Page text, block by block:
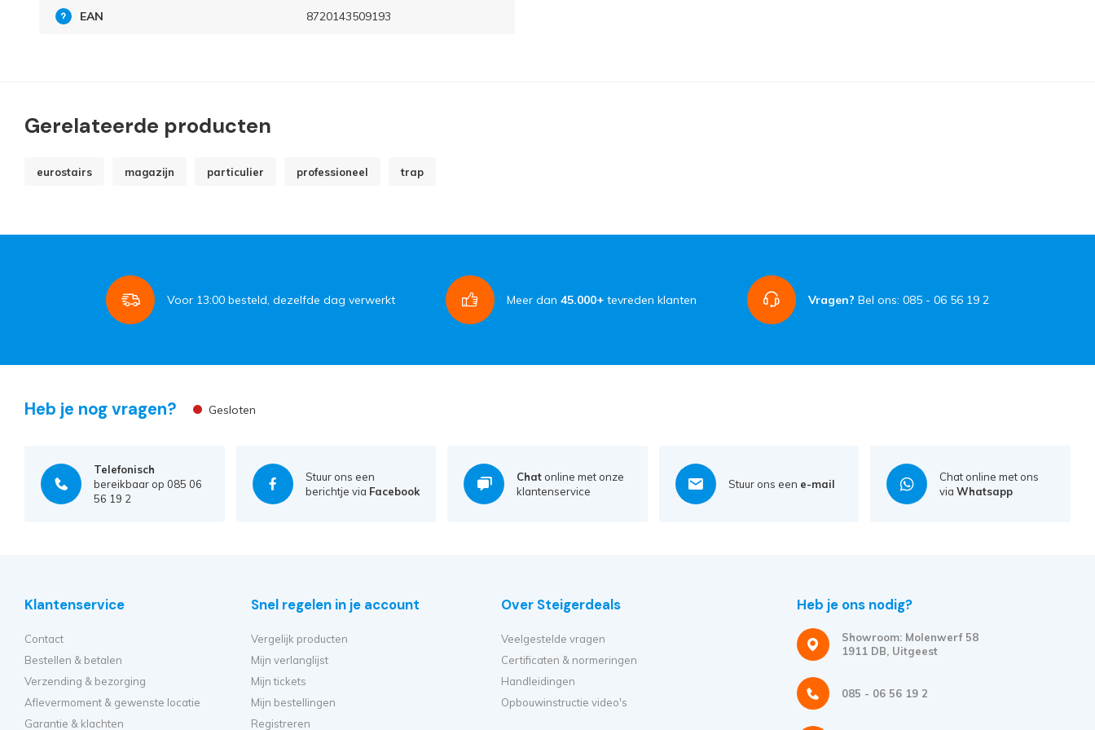
EAN 8720143509193
Gerelateerde producten
eurostairs magazijn particulier professioneel trap
Voor 13:00 besteld, dezelfde dag verwerkt Meer dan 45.000+ tevreden klanten Vragen? Bel ons: 085 - 06 56 19 2
Heb je nog vragen? Gesloten
Telefonisch
bereikbaar op 085 06
56 19 2
Stuur ons een
berichtje via Facebook
Chat online met onze
klantenservice
Stuur ons een e-mail
Chat online met ons
viaWhatsapp
Klantenservice
Contact
Bestellen & betalen
Verzending & bezorging
Aflevermoment & gewenste locatie
Garantie & klachten
Snel regelen in je account
Vergelijk producten
Mijn verlanglijst
Mijn tickets
Mijn bestellingen
Registreren
Over Steigerdeals
Veelgestelde vragen
Certificaten & normeringen
Handleidingen
Opbouwinstructie video's
Heb je ons nodig?
Showroom: Molenwerf 58
1911 DB, Uitgeest
085 - 06 56 19 2